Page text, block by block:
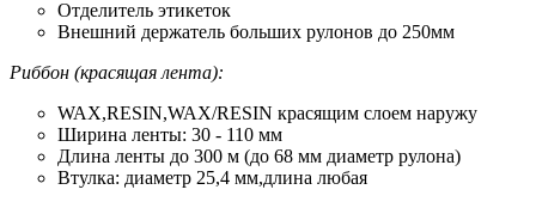
Отделитель этикеток
Внешний держатель больших рулонов до 250мм
Риббон (красящая лента):
WAX,RESIN,WAX/RESIN красящим слоем наружу
Ширина ленты: 30 - 110 мм
Длина ленты до 300 м (до 68 мм диаметр рулона)
Втулка: диаметр 25,4 мм,длина любая